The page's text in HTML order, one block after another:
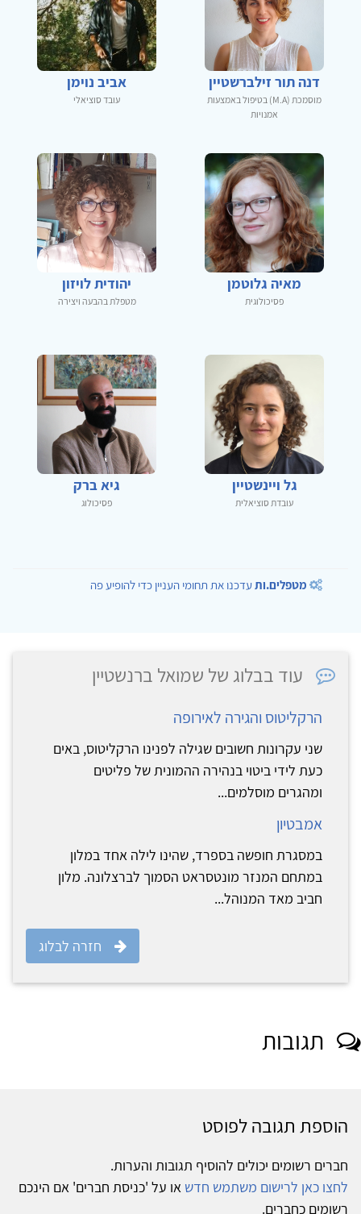
דנה תור זילברשטיין
מוסמכת (M.A) בטיפול באמצעות
אמנויות
אביב נוימן
עובד סוציאלי
מאיה גלוטמן
פסיכולוגית
יהודית לויזון
מטפלת בהבעה ויצירה
גל ויינשטיין
עובדת סוציאלית
גיא ברק
פסיכולוג
מטפלים.ותעדכנו את תחומי העניין כדי להופיע פה
עוד בבלוג של שמואל ברנשטיין
הרקליטוס והגירה לאירופה
שני עקרונות חשובים שגילה לפנינו הרקליטוס, באים
כעת לידי ביטוי בנהירה ההמונית של פליטים
ומהגרים מוסלמים...
אמבטיון
במסגרת חופשה בספרד, שהינו לילה אחד במלון
במתחם המנזר מונטסראט הסמוך לברצלונה. מלון
חביב מאד המנוהל...
חזרה לבלוג
תגובות
הוספת תגובה לפוסט
חברים רשומים יכולים להוסיף תגובות והערות.
לחצו כאן לרישום משתמש חדש או על 'כניסת חברים' אם הינכם
רשומים כחברים.